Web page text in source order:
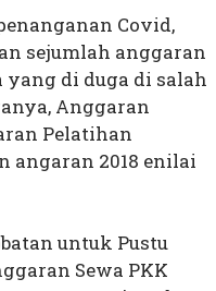
Covid,
sejumlah anggaran
yang di duga di salah
Anggaran
Pelatihan
angaran 2018 enilai
untuk Pustu
Sewa PKK